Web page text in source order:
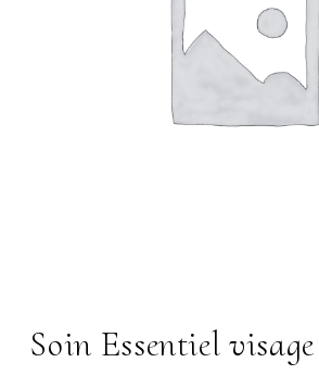
Soin Essentiel visage